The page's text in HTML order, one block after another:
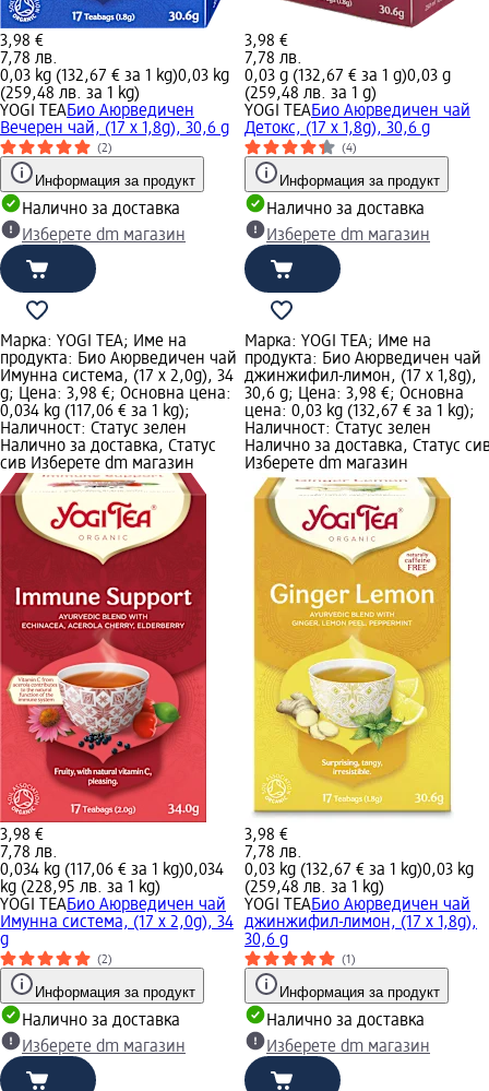
3,98 €
7,78 лв.
0,03 kg (132,67 € за 1 kg)0,03 kg
(259,48 лв. за 1 kg)
YOGI TEAБио Аюрведичен
Вечерен чай, (17 x 1,8g), 30,6 g
(2)
Информация за продукт
Налично за доставка
Изберете dm магазин
3,98 €
7,78 лв.
0,03 g (132,67 € за 1 g)0,03 g
(259,48 лв. за 1 g)
YOGI TEAБио Аюрведичен чай
Детокс, (17 x 1,8g), 30,6 g
(4)
Информация за продукт
Налично за доставка
Изберете dm магазин
Марка: YOGI TEA; Име на
продукта: Био Аюрведичен чай
Имунна система, (17 x 2,0g), 34
g; Цена: 3,98 €; Основна цена:
0,034 kg (117,06 € за 1 kg);
Наличност: Статус зелен
Налично за доставка, Статус
сив Изберете dm магазин
3,98 €
7,78 лв.
0,034 kg (117,06 € за 1 kg)0,034
kg (228,95 лв. за 1 kg)
YOGI TEAБио Аюрведичен чай
Имунна система, (17 x 2,0g), 34
g
(2)
Информация за продукт
Налично за доставка
Изберете dm магазин
Марка: YOGI TEA; Име на
продукта: Био Аюрведичен чай
джинжифил-лимон, (17 x 1,8g),
30,6 g; Цена: 3,98 €; Основна
цена: 0,03 kg (132,67 € за 1 kg);
Наличност: Статус зелен
Налично за доставка, Статус
Изберете dm магазин
3,98 €
7,78 лв.
0,03 kg (132,67 € за 1 kg)0,03 kg
(259,48 лв. за 1 kg)
YOGI TEAБио Аюрведичен чай
джинжифил-лимон, (17 x 1,8g),
30,6 g
(1)
Информация за продукт
Налично за доставка
Изберете dm магазин